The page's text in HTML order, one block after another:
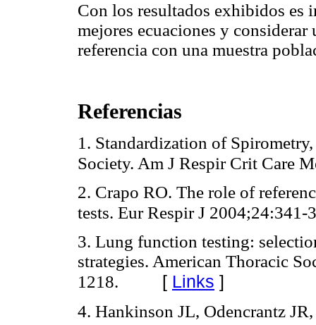
Con los resultados exhibidos es
mejores ecuaciones y
referencia con una muestra
Referencias
1. Standardization of
Society. Am J Respir Crit Care
2. Crapo RO. The role of
tests. Eur Respir J 2004;24:341-
3. Lung function testing:
strategies. American Thoracic
1218.
[ Links ]
4. Hankinson JL, Odencrantz